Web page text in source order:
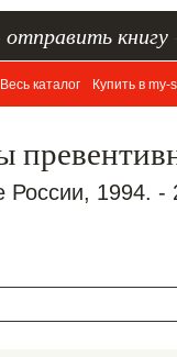
отправить книгу
Весь каталог Купить в my-
1994. -